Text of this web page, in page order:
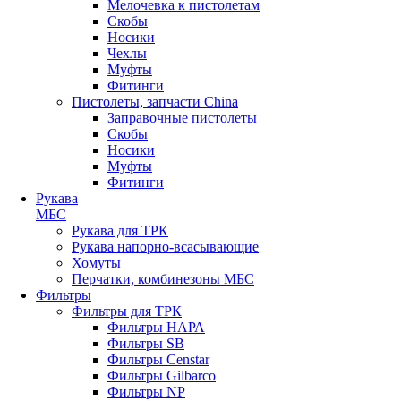
Мелочевка к пистолетам
Скобы
Носики
Чехлы
Муфты
Фитинги
Пистолеты, запчасти China
Заправочные пистолеты
Скобы
Носики
Муфты
Фитинги
Рукава
МБС
Рукава для ТРК
Рукава напорно-всасывающие
Хомуты
Перчатки, комбинезоны МБС
Фильтры
Фильтры для ТРК
Фильтры НАРА
Фильтры SB
Фильтры Censtar
Фильтры Gilbarco
Фильтры NP